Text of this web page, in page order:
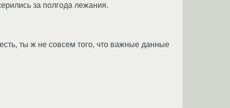
за полгода лежания.
ты ж не совсем того, что важные данные